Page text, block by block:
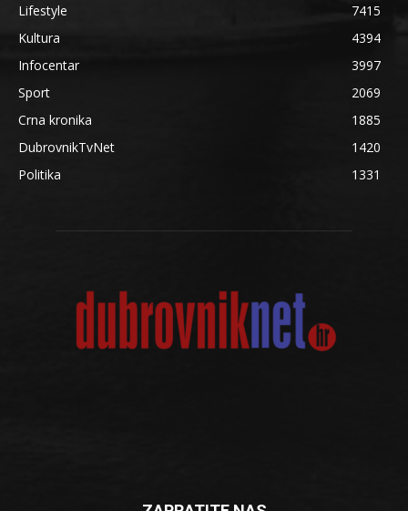
Lifestyle
7415
Kultura
4394
Infocentar
3997
Sport
2069
Crna kronika
1885
DubrovnikTvNet
1420
Politika
1331